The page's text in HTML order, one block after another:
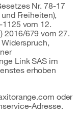
Nr. 78-17
Freiheiten),
vom 12.
2016/679 vom 27.
Link SAS im
erhoben
oder
Adresse.